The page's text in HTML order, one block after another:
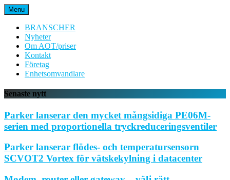
Hoppa
till
innehåll
Menu
BRANSCHER
Nyheter
Om AOT/priser
Kontakt
Företag
Enhetsomvandlare
Senaste nytt
Parker lanserar den mycket mångsidiga PE06M-
serien med proportionella tryckreduceringsventiler
Parker lanserar flödes- och temperatursensorn
SCVOT2 Vortex för vätskekylning i datacenter